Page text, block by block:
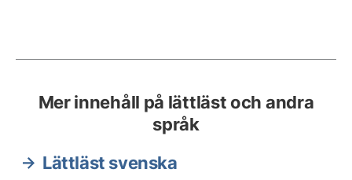
Mer innehåll på lättläst och andra
språk
Lättläst svenska